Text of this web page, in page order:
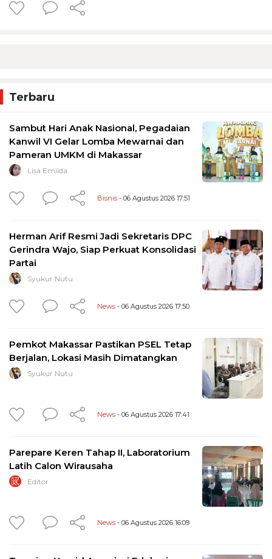
Terbaru
Sambut Hari Anak Nasional, Pegadaian
Kanwil VI Gelar Lomba Mewarnai dan
Pameran UMKM di Makassar
Lisa Emilda
Bisnis - 06 Agustus 2026 17:51
Herman Arif Resmi Jadi Sekretaris DPC
Gerindra Wajo, Siap Perkuat Konsolidasi
Partai
Syukur Nutu
News - 06 Agustus 2026 17:50
Pemkot Makassar Pastikan PSEL Tetap
Berjalan, Lokasi Masih Dimatangkan
Syukur Nutu
News - 06 Agustus 2026 17:41
Parepare Keren Tahap II, Laboratorium
Latih Calon Wirausaha
Editor
News - 06 Agustus 2026 16:09